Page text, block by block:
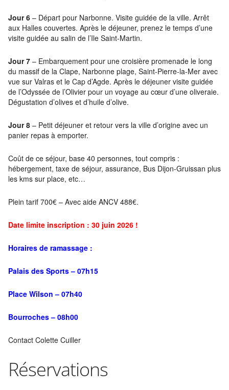
Jour 6 – Départ pour Narbonne. Visite guidée de la ville. Arrêt
aux Halles couvertes. Après le déjeuner, prenez le temps d’une
visite guidée au salin de l’Ile Saint-Martin.
Jour 7 – Embarquement pour une croisière promenade le long
du massif de la Clape, Narbonne plage, Saint-Pierre-la-Mer avec
vue sur Valras et le Cap d’Agde. Après le déjeuner visite guidée
de l’Odyssée de l’Olivier pour un voyage au cœur d’une oliveraie.
Dégustation d’olives et d’huile d’olive.
Jour 8 – Petit déjeuner et retour vers la ville d’origine avec un
panier repas à emporter.
Coût de ce séjour, base 40 personnes, tout compris :
hébergement, taxe de séjour, assurance, Bus Dijon-Gruissan plus
les kms sur place, etc…
Plein tarif 700€ – Avec aide ANCV 488€.
Date limite inscription : 30 juin 2026 !
Horaires de ramassage :
Palais des Sports – 07h15
Place Wilson – 07h40
Bourroches – 08h00
Contact Colette Cuiller
Réservations